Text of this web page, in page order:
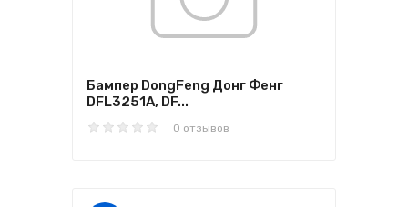
Бампер DongFeng Донг Фенг
DFL3251A, DF...
0 отзывов